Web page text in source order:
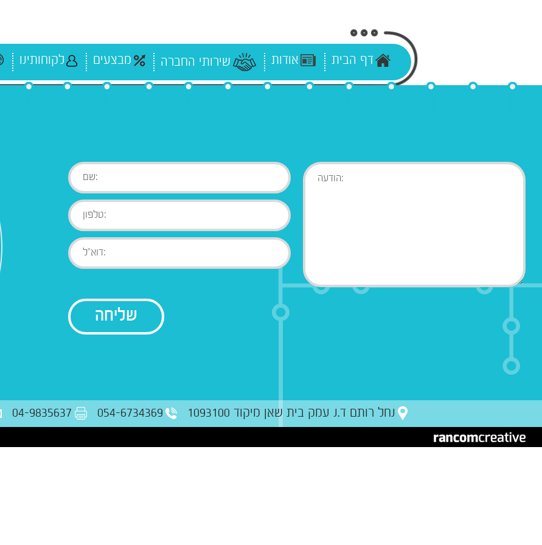
דף הבית אודות שירותי החברה מבצעים לקוחותינו
נחל רותם ד.נ עמק בית שאן מיקוד 1093100 054-6734369
04-9835637